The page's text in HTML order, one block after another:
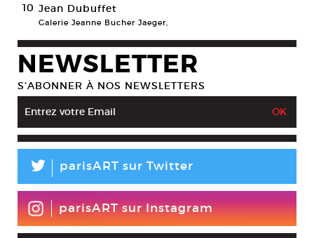
10 Jean Dubuffet
Galerie Jeanne Bucher Jaeger,
NEWSLETTER
S’ABONNER À NOS NEWSLETTERS
L parisART sur Twitter
parisART sur Instagram